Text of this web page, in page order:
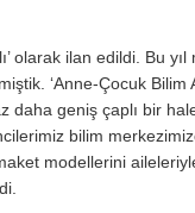
olarak ilan edildi. Bu
‘Anne-Çocuk Bilim
daha geniş çaplı bir
bilim
modellerini